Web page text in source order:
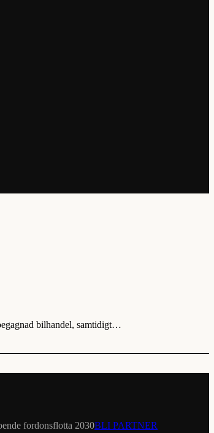
bilhandel, samtidigt…
fordonsflotta 2030BLI PARTNER